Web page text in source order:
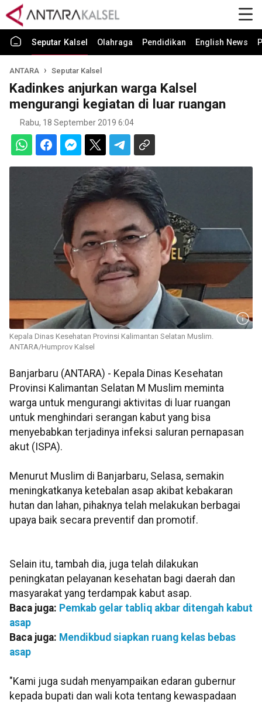
Seputar Kalsel Olahraga Pendidikan English News
ANTARA Seputar Kalsel
Kadinkes anjurkan warga Kalsel
mengurangi kegiatan di luar ruangan
Rabu, 18 September 2019 6:04
Kepala Dinas Kesehatan Provinsi Kalimantan Selatan Muslim.
ANTARA/Humprov Kalsel
Banjarbaru (ANTARA) - Kepala Dinas Kesehatan
Provinsi Kalimantan Selatan M Muslim meminta
warga untuk mengurangi aktivitas di luar ruangan
untuk menghindari serangan kabut yang bisa
menyebabkan terjadinya infeksi saluran pernapasan
akut (ISPA).
Menurut Muslim di Banjarbaru, Selasa, semakin
meningkatkanya ketebalan asap akibat kebakaran
hutan dan lahan, pihaknya telah melakukan berbagai
upaya baik secara preventif dan promotif.
Selain itu, tambah dia, juga telah dilakukan
peningkatan pelayanan kesehatan bagi daerah dan
masyarakat yang terdampak kabut asap.
Baca juga: Pemkab gelar tabliq akbar ditengah kabut
asap
Baca juga: Mendikbud siapkan ruang kelas bebas
asap
"Kami juga sudah menyampaikan edaran gubernur
kepada bupati dan wali kota tentang kewaspadaan